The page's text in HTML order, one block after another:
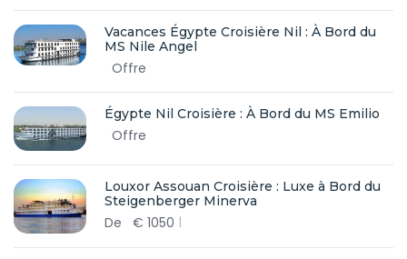
Vacances Égypte Croisière Nil : À Bord du
MS Nile Angel
Offre
Égypte Nil Croisière : À Bord du MS Emilio
Offre
Louxor Assouan Croisière : Luxe à Bord du
Steigenberger Minerva
De € 1050